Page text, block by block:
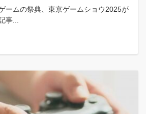
ームの祭典、東京ゲームショウ2025が
事...